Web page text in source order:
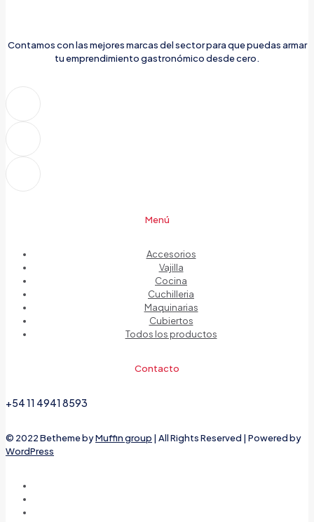
Contamos con las mejores marcas del sector para que puedas armar
tu emprendimiento gastronómico desde cero.
Menú
Accesorios
Vajilla
Cocina
Cuchilleria
Maquinarias
Cubiertos
Todos los productos
Contacto
+54 11 4941 8593
© 2022 Betheme byMuffin group | All Rights Reserved | Powered by
WordPress